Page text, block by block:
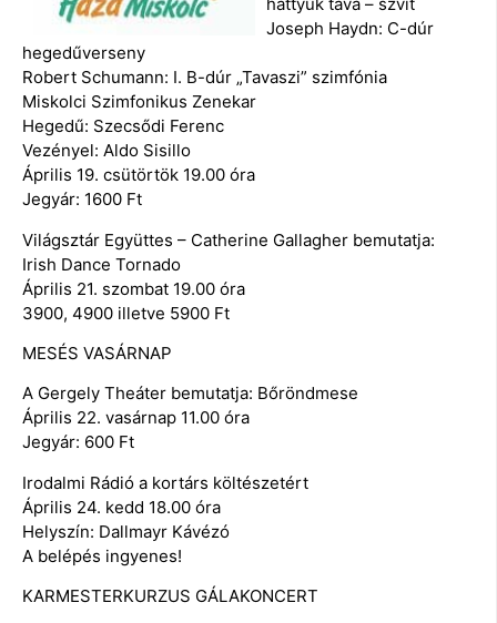
Joseph Haydn: C-dúr
hegedűverseny
Robert Schumann: I. B-dúr „Tavaszi” szimfónia
Miskolci Szimfonikus Zenekar
Hegedű: Szecsődi Ferenc
Vezényel: Aldo Sisillo
Április 19. csütörtök 19.00 óra
Jegyár: 1600 Ft
Világsztár Együttes – Catherine Gallagher bemutatja:
Irish Dance Tornado
Április 21. szombat 19.00 óra
3900, 4900 illetve 5900 Ft
MESÉS VASÁRNAP
A Gergely Theáter bemutatja: Bőröndmese
Április 22. vasárnap 11.00 óra
Jegyár: 600 Ft
Irodalmi Rádió a kortárs költészetért
Április 24. kedd 18.00 óra
Helyszín: Dallmayr Kávézó
A belépés ingyenes!
KARMESTERKURZUS GÁLAKONCERT